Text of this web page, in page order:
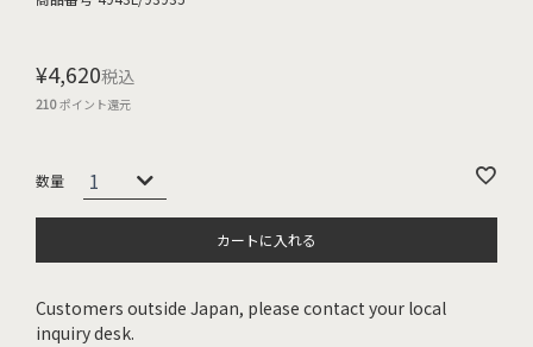
¥4,620税込
210ポイント還元
カートに入れる
Customers outside Japan, please contact your local
inquiry desk.